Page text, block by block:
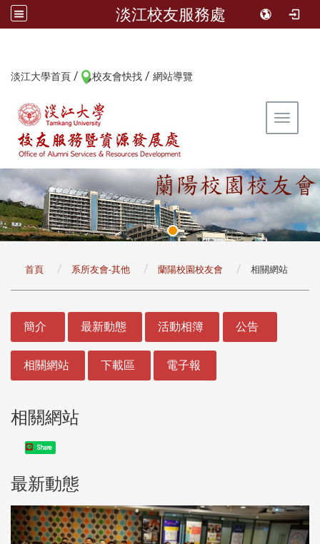
淡江校友服務處
淡江大學首頁 / 校友會快找 / 網站導覽
Toggle
首頁 系所友會-其他 蘭陽校園校友會 相關網站
簡介 最新動態 活動相簿 公告
相關網站 下載區 電子報
相關網站
Share
最新動態